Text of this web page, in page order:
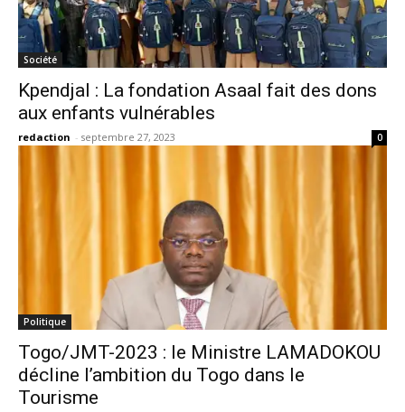
Société
Kpendjal : La fondation Asaal fait des dons
aux enfants vulnérables
redaction - septembre 27, 2023 0
Politique
Togo/JMT-2023 : le Ministre LAMADOKOU
décline l’ambition du Togo dans le
Tourisme